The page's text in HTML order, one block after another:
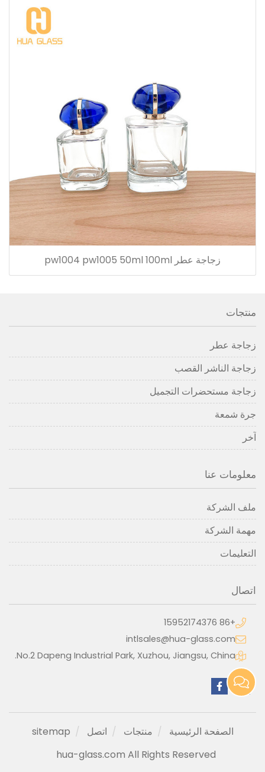
زجاجة عطر pw1004 pw1005 50ml 100ml
منتجات
زجاجة عطر
زجاجة الناشر القصب
زجاجة مستحضرات التجميل
جرة شمعة
آخر
معلومات عنا
ملف الشركة
مهمة الشركة
التعليمات
اتصال
+86 15952174376
intlsales@hua-glass.com
No.2 Dapeng Industrial Park, Xuzhou, Jiangsu, China.
الصفحة الرئيسية منتجات اتصل
sitemap
hua-glass.com All Rights Reserved